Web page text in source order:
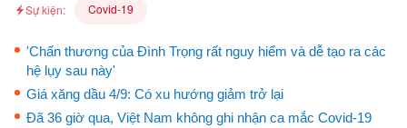
Sự kiện: Covid-19
'Chấn thương của Đình Trọng rất nguy hiểm và dễ tạo ra các
hệ lụy sau này'
Giá xăng dầu 4/9: Có xu hướng giảm trở lại
Đã 36 giờ qua, Việt Nam không ghi nhận ca mắc Covid-19